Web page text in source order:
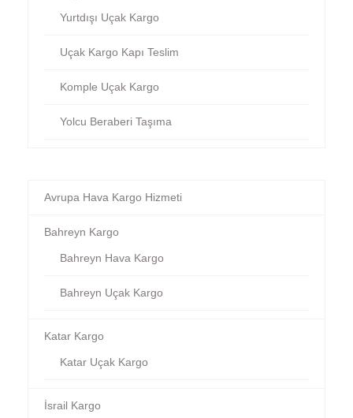
Yurtdışı Uçak Kargo
Uçak Kargo Kapı Teslim
Komple Uçak Kargo
Yolcu Beraberi Taşıma
Avrupa Hava Kargo Hizmeti
Bahreyn Kargo
Bahreyn Hava Kargo
Bahreyn Uçak Kargo
Katar Kargo
Katar Uçak Kargo
İsrail Kargo